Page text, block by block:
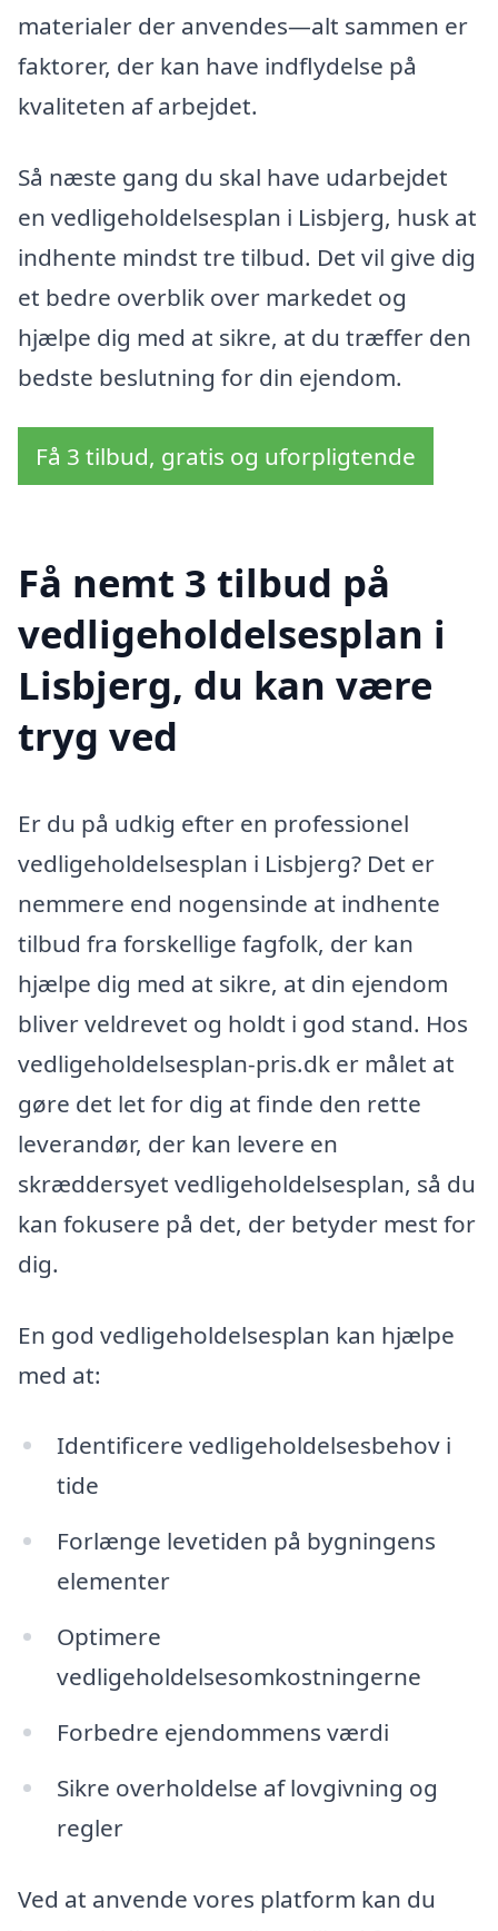
materialer der anvendes—alt sammen er
faktorer, der kan have indflydelse på
kvaliteten af arbejdet.
Så næste gang du skal have udarbejdet
en vedligeholdelsesplan i Lisbjerg, husk at
indhente mindst tre tilbud. Det vil give dig
et bedre overblik over markedet og
hjælpe dig med at sikre, at du træffer den
bedste beslutning for din ejendom.
Få 3 tilbud, gratis og uforpligtende
Få nemt 3 tilbud på
vedligeholdelsesplan i
Lisbjerg, du kan være
tryg ved
Er du på udkig efter en professionel
vedligeholdelsesplan i Lisbjerg? Det er
nemmere end nogensinde at indhente
tilbud fra forskellige fagfolk, der kan
hjælpe dig med at sikre, at din ejendom
bliver veldrevet og holdt i god stand. Hos
vedligeholdelsesplan-pris.dk er målet at
gøre det let for dig at finde den rette
leverandør, der kan levere en
skræddersyet vedligeholdelsesplan, så du
kan fokusere på det, der betyder mest for
dig.
En god vedligeholdelsesplan kan hjælpe
med at:
Identificere vedligeholdelsesbehov i
tide
Forlænge levetiden på bygningens
elementer
Optimere
vedligeholdelsesomkostningerne
Forbedre ejendommens værdi
Sikre overholdelse af lovgivning og
regler
Ved at anvende vores platform kan du